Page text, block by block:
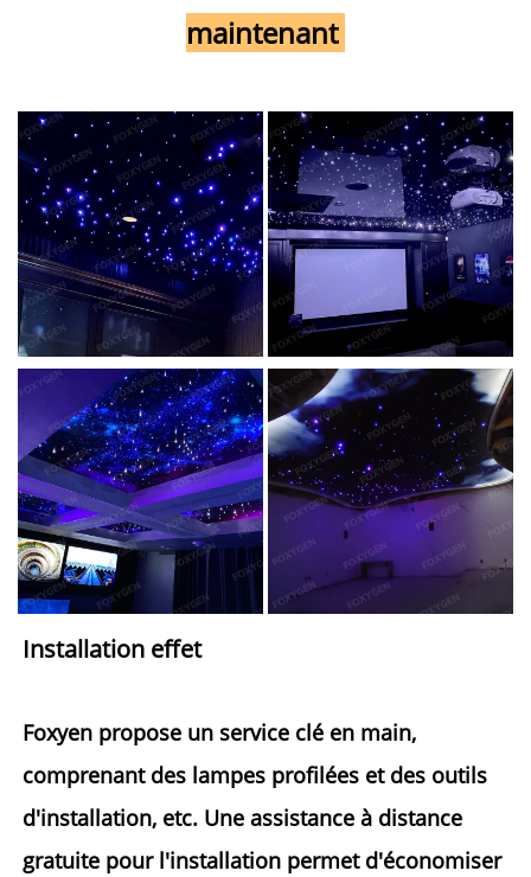
maintenant
Installation effet
Foxyen propose un service clé en main,
comprenant des lampes profilées et des outils
d'installation, etc. Une assistance à distance
gratuite pour l'installation permet d'économiser